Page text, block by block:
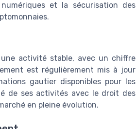
et la sécurisation des
une activité stable, avec un chiffre
est régulièrement mis à jour
gautier disponibles pour les
de ses activités avec le droit des
en pleine évolution.